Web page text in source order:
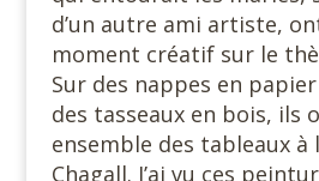
d’un autre ami artiste,
moment créatif sur le
Sur des nappes en
des tasseaux en bois, ils
ensemble des tableaux à
Chagall. J’ai vu ces